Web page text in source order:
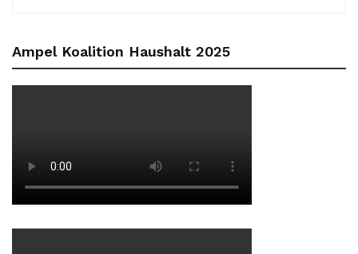
Ampel Koalition Haushalt 2025